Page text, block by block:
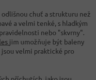
chuť a strukturu než
a velmi tenké, s hladkým
nebo "skvrny".
jim umožňuje být baleny
velmi praktické pro